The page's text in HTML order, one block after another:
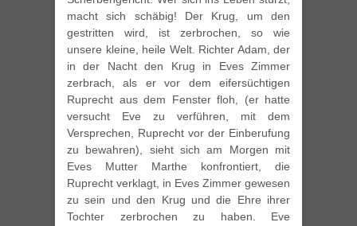
macht sich schäbig! Der Krug, um den
gestritten wird, ist zerbrochen, so wie
unsere kleine, heile Welt. Richter Adam, der
in der Nacht den Krug in Eves Zimmer
zerbrach, als er vor dem eifersüchtigen
Ruprecht aus dem Fenster floh, (er hatte
versucht Eve zu verführen, mit dem
Versprechen, Ruprecht vor der Einberufung
zu bewahren), sieht sich am Morgen mit
Eves Mutter Marthe konfrontiert, die
Ruprecht verklagt, in Eves Zimmer gewesen
zu sein und den Krug und die Ehre ihrer
Tochter zerbrochen zu haben. Eve